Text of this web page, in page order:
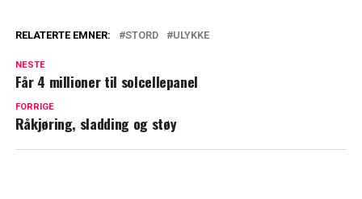
RELATERTE EMNER: STORD ULYKKE
NESTE
Får 4 millioner til solcellepanel
FORRIGE
Råkjøring, sladding og støy